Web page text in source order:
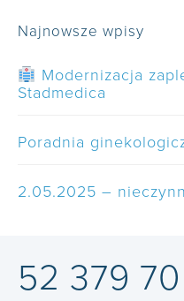
Najnowsze wpisy
Modernizacja
Stadmedica
Poradnia
2.05.2025 –
52 379